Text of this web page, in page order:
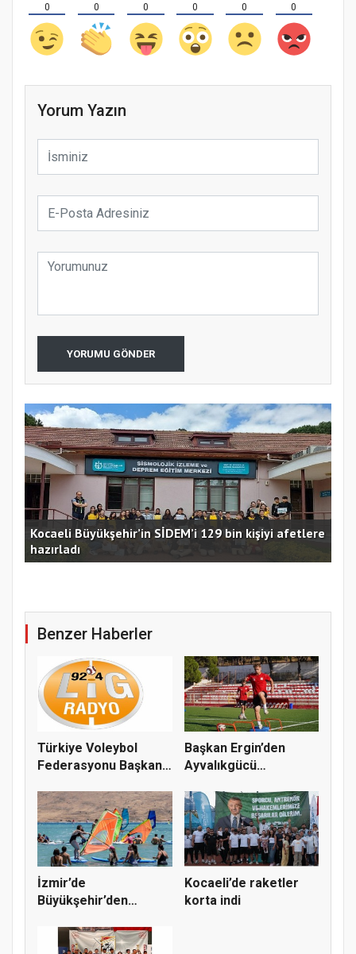
0 0 0 0 0 0
Yorum Yazın
YORUMU GÖNDER
Kocaeli Büyükşehir’in SİDEM’i 129 bin kişiyi afetlere
hazırladı
Benzer Haberler
Türkiye Voleybol
Federasyonu Başkanı
Başkan Ergin’den
Ayvalıkgücü
İzmir’de
Büyükşehir’den
deneyim...
Kocaeli’de raketler
korta indi